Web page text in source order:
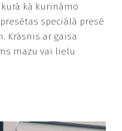
kā kurināmo
speciālā presē
Krāsnis ar gaisa
mazu vai lielu